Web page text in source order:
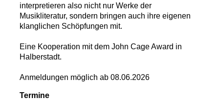
interpretieren also nicht nur Werke der
Musikliteratur, sondern bringen auch ihre eigenen
klanglichen Schöpfungen mit.
Eine Kooperation mit dem John Cage Award in
Halberstadt.
Anmeldungen möglich ab 08.06.2026
Termine